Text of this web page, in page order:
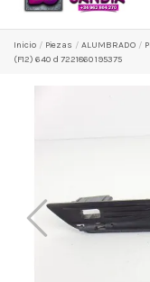
Inicio Pіezas ALUMBRADO
(F12) 640 d 7221860 195375